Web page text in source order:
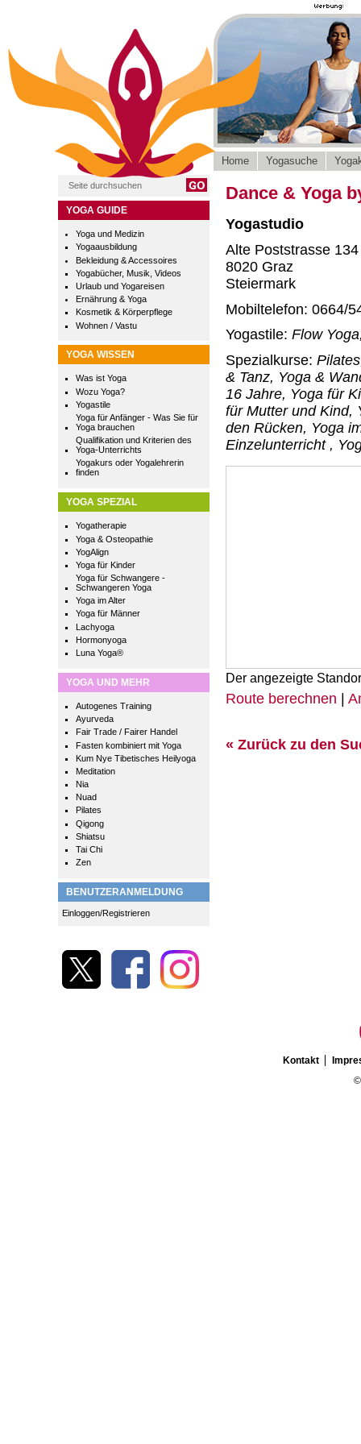
YOGA GUIDE
Yoga und Medizin
Yogaausbildung
Bekleidung & Accessoires
Yogabücher, Musik, Videos
Urlaub und Yogareisen
Ernährung & Yoga
Kosmetik & Körperpflege
Wohnen / Vastu
YOGA WISSEN
Was ist Yoga
Wozu Yoga?
Yogastile
Yoga für Anfänger - Was Sie für
Yoga brauchen
Qualifikation und Kriterien des
Yoga-Unterrichts
Yogakurs oder Yogalehrerin
finden
YOGA SPEZIAL
Yogatherapie
Yoga & Osteopathie
YogAlign
Yoga für Kinder
Yoga für Schwangere -
Schwangeren Yoga
Yoga im Alter
Yoga für Männer
Lachyoga
Hormonyoga
Luna Yoga®
YOGA UND MEHR
Autogenes Training
Ayurveda
Fair Trade / Fairer Handel
Fasten kombiniert mit Yoga
Kum Nye Tibetisches Heilyoga
Meditation
Nia
Nuad
Pilates
Qigong
Shiatsu
Tai Chi
Zen
BENUTZERANMELDUNG
Einloggen/Registrieren
Home Yogasuche
Dance & Yoga
Yogastudio
Alte Poststrasse 134
8020 Graz
Steiermark
Mobiltelefon: 0664/
Yogastile: Flow
Spezialkurse:
& Tanz, Yoga &
16 Jahre, Yoga für
für Mutter und Kind,
den Rücken, Yoga
Einzelunterricht ,
Der angezeigte
Route berechnen |
« Zurück zu den
Kontakt
©